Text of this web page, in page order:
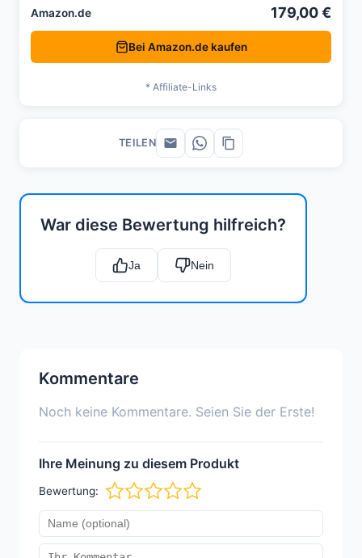
War diese Bewertung hilfreich?
Ja Nein
Kommentare
Noch keine Kommentare. Seien Sie der Erste!
Ihre Meinung zu diesem Produkt
Bewertung:
Amazon.de 179,00 €
Bei Amazon.de kaufen
* Affiliate-Links
TEILEN